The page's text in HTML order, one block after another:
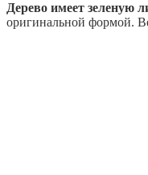
Дерево имеет зеленую
оригинальной формой.